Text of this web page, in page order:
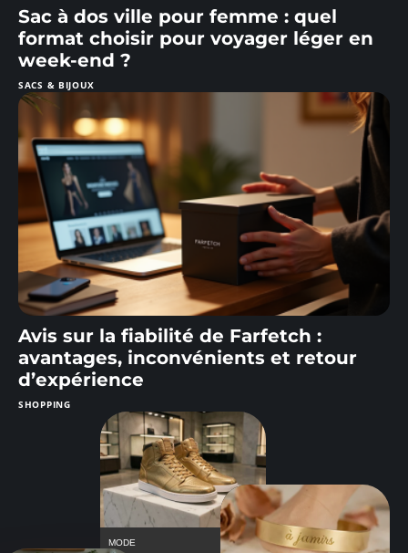
Sac à dos ville pour femme : quel
format choisir pour voyager léger en
week-end ?
SACS & BIJOUX
Avis sur la fiabilité de Farfetch :
avantages, inconvénients et retour
d’expérience
SHOPPING
MODE